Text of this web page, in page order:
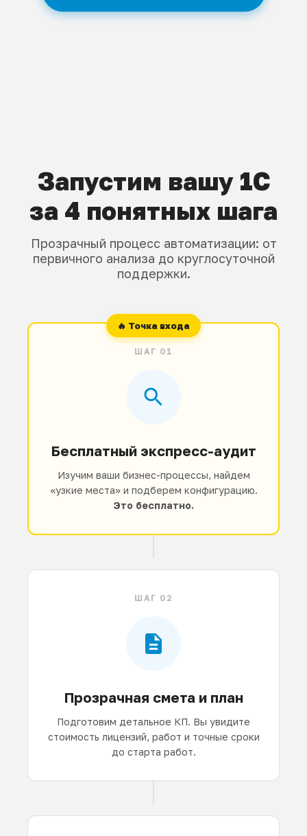
Запустим вашу 1С
за 4 понятных шага
Прозрачный процесс автоматизации: от
первичного анализа до круглосуточной
поддержки.
ШАГ 01
Бесплатный экспресс-аудит
Изучим ваши бизнес-процессы, найдем
«узкие места» и подберем конфигурацию.
Это бесплатно.
ШАГ 02
Прозрачная смета и план
Подготовим детальное КП. Вы увидите
стоимость лицензий, работ и точные сроки
до старта работ.